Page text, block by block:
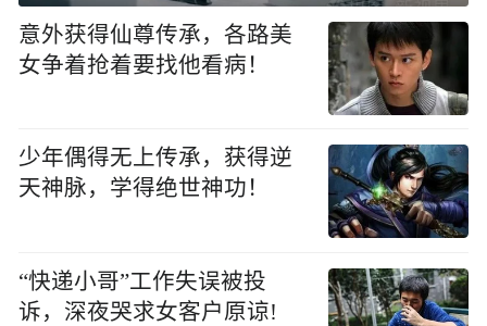
意外获得仙尊传承，各路美
女争着抢着要找他看病！
少年偶得无上传承，获得逆
天神脉，学得绝世神功！
“快递小哥”工作失误被投
诉，深夜哭求女客户原谅!